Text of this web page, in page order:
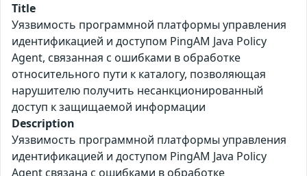
Title
Уязвимость программной платформы управления
идентификацией и доступом PingAM Java Policy
Agent, связанная с ошибками в обработке
относительного пути к каталогу, позволяющая
нарушителю получить несанкционированный
доступ к защищаемой информации
Description
Уязвимость программной платформы управления
идентификацией и доступом PingAM Java Policy
Agent связана с ошибками в обработке